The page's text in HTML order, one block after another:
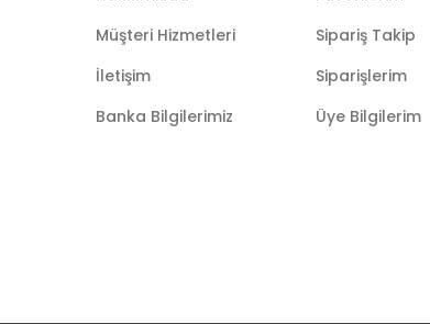
Müşteri Hizmetleri
İletişim
Banka Bilgilerimiz
Sipariş Takip
Siparişlerim
Üye Bilgilerim